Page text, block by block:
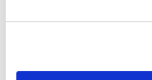
Kit Pasto Integrato
Farma-Depur